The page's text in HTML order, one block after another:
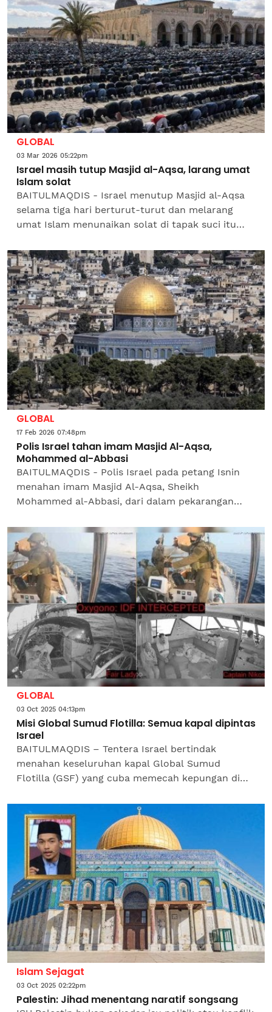
GLOBAL
03 Mar 2026 05:22pm
Israel masih tutup Masjid al-Aqsa, larang umat
Islam solat
BAITULMAQDIS - Israel menutup Masjid al-Aqsa
selama tiga hari berturut-turut dan melarang
umat Islam menunaikan solat di tapak suci itu
yang turut terkena...
GLOBAL
17 Feb 2026 07:48pm
Polis Israel tahan imam Masjid Al-Aqsa,
Mohammed al-Abbasi
BAITULMAQDIS - Polis Israel pada petang Isnin
menahan imam Masjid Al-Aqsa, Sheikh
Mohammed al-Abbasi, dari dalam pekarangan
Anadolu Ajansi.Agensi berita...
GLOBAL
03 Oct 2025 04:13pm
Misi Global Sumud Flotilla: Semua kapal dipintas
Israel
BAITULMAQDIS – Tentera Israel bertindak
menahan keseluruhan kapal Global Sumud
Flotilla (GSF) yang cuba memecah kepungan di
puluhan kapal, lapor...
Islam Sejagat
03 Oct 2025 02:22pm
Palestin: Jihad menentang naratif songsang